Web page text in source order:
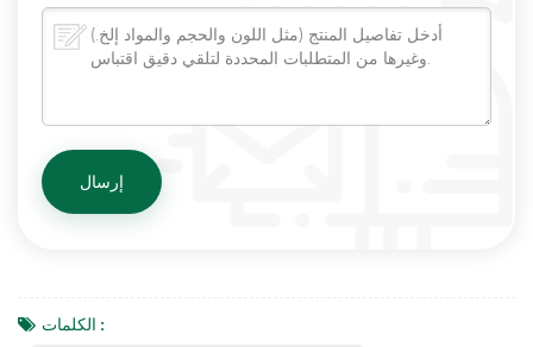
الكلمات :